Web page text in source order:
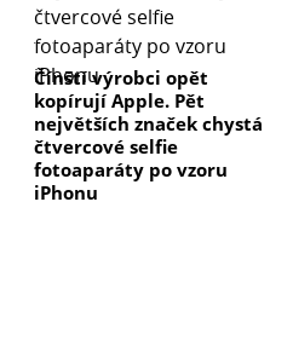
Čínští výrobci opět
kopírují Apple. Pět
největších značek chystá
čtvercové selfie
fotoaparáty po vzoru
iPhonu